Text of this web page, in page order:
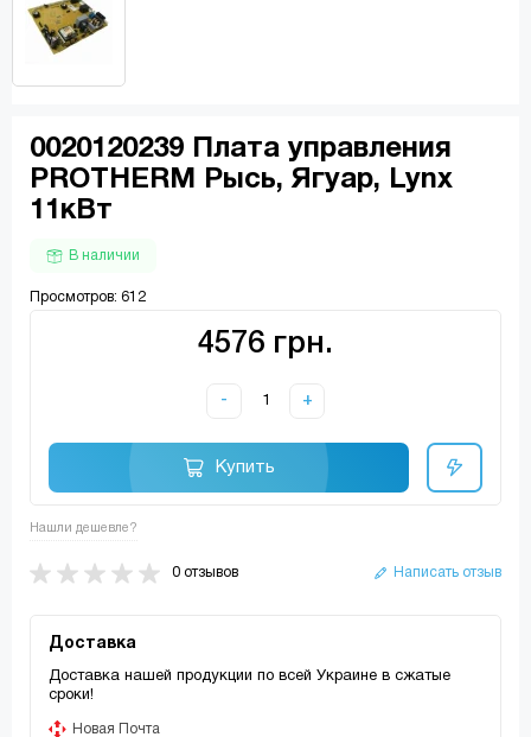
0020120239 Плата управления
PROTHERM Рысь, Ягуар, Lynx
11кВт
В наличии
Просмотров: 612
4576 грн.
- +
Купить
Нашли дешевле?
0 отзывов Написать отзыв
Доставка
Доставка нашей продукции по всей Украине в сжатые
сроки!
Новая Почта